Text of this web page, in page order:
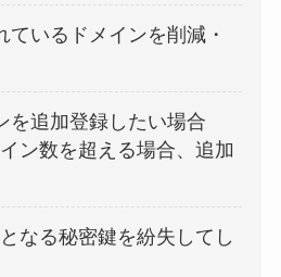
ているドメインを削減・
を追加登録したい場合
ン数を超える場合、追加
なる秘密鍵を紛失してし